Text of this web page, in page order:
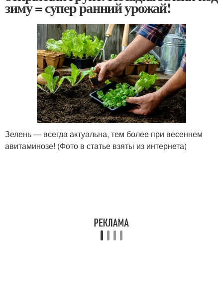
зиму = супер ранний урожай!
Зелень — всегда актуальна, тем более при весеннем
авитаминозе! (Фото в статье взяты из интернета)